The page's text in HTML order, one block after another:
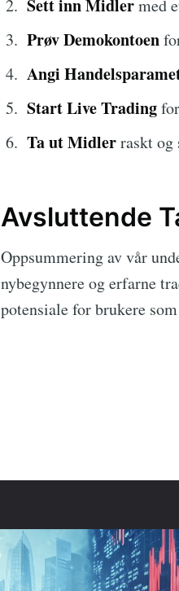
Sett inn Midlermed
Prøv Demokontoen
Angi
Start Live Trading
Ta ut Midlerraskt og
Avsluttende
Oppsummering av vår
nybegynnere og erfarne
potensiale for brukere